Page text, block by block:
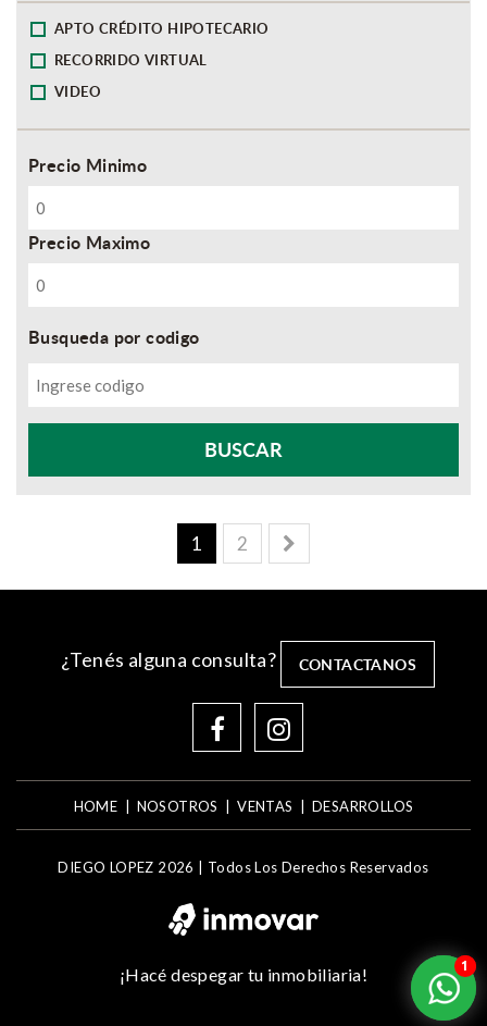
11
APTO CRÉDITO HIPOTECARIO
RECORRIDO VIRTUAL
VIDEO
Precio Minimo
Precio Maximo
Busqueda por codigo
1 2
¿Tenés alguna consulta? CONTACTANOS
HOME NOSOTROS VENTAS DESARROLLOS
DIEGO LOPEZ 2026 | Todos Los Derechos Reservados
¡Hacé despegar tu inmobiliaria!